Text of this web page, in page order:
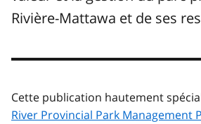
Rivière-Mattawa et de ses
Cette publication hautement
River Provincial Park Management